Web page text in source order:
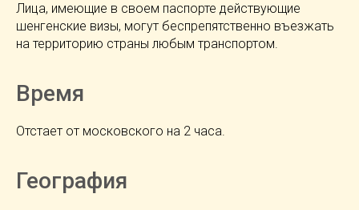
Лица, имеющие в своем паспорте действующие
шенгенские визы, могут беспрепятственно въезжать
на территорию страны любым транспортом.
Время
Отстает от московского на 2 часа.
География